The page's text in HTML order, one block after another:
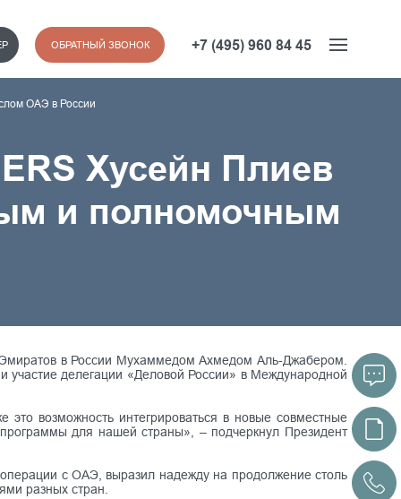
+7 (495) 960 84 45
ОБРАТНЫЙ ЗВОНОК
ОАЭ в России
Хусейн Плиев
и полномочным
в России Мухаммедом Ахмедом Аль-Джабером.
участие делегации «Деловой России» в Международной
это возможность интегрироваться в новые совместные
для нашей страны», – подчеркнул Президент
с ОАЭ, выразил надежду на продолжение столь
разных стран.